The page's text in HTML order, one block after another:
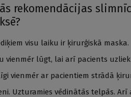
rekomendācijas
visu laiku ir ķirurģiskā maska.
vienmēr lūgt, lai arī pacients
vienmēr ar pacientiem strādā
Uzturamies vēdinātās telpās.